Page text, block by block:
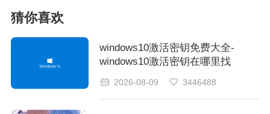
猜你喜欢
windows10激活密钥免费大全-
windows10激活密钥在哪里找
2026-08-09 3446488